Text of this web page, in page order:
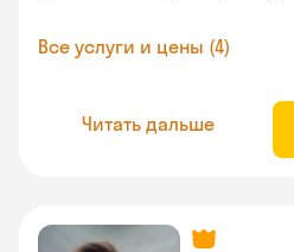
Все услуги и цены (4)
Читать дальше